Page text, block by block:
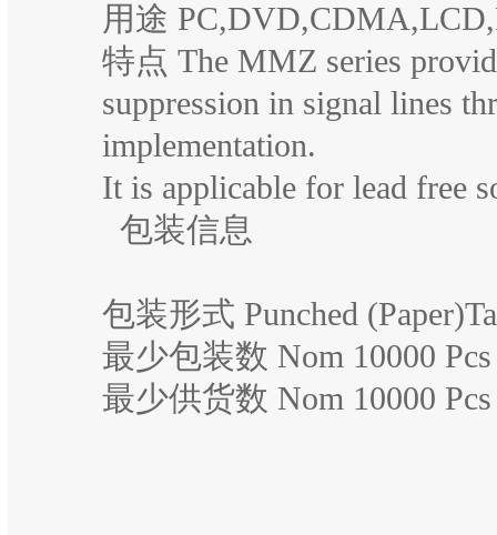
用途
特点 The MMZ series
suppression in signal lines
implementation.
It is applicable for lead free
包装信息
包装形式 Punched
最少包装数 Nom 10000 Pcs
最少供货数 Nom 10000 Pcs